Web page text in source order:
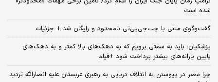
شده است
گفت‌وگوی متنی با چت‌جی‌پی‌تی نامحدود و رایگان شد + جزئیات
پزشکیان: باید به سمتی برویم که به دهک‌های بالا کمتر و به دهک‌های
پایین یارانه‌های بیشتر پرداخت شود +فیلم
چرا مصر در پیوستن به ائتلاف دریایی به رهبری عربستان علیه انصارالله تردید